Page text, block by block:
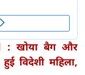
: खोया बैग और
विदेशी महिला,